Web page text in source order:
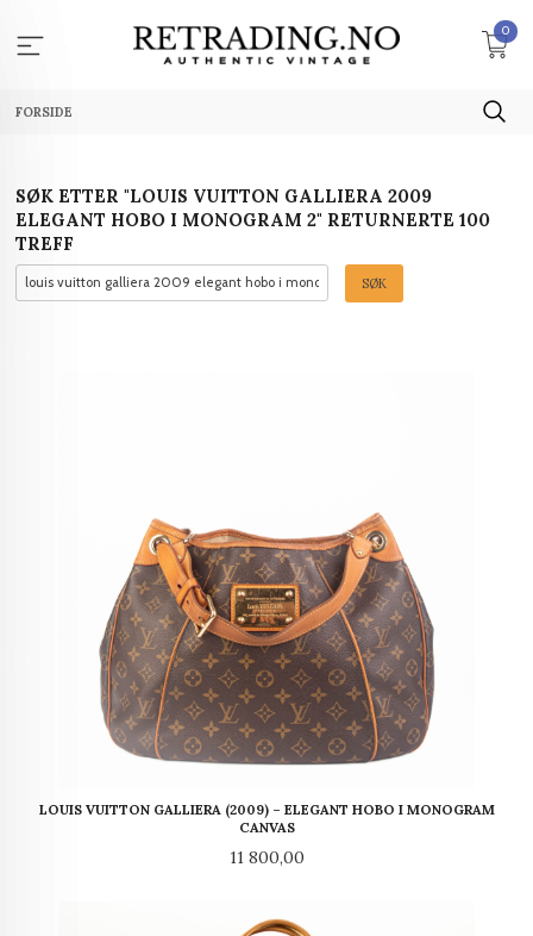
innholdet
0
FORSIDE
SØK ETTER "LOUIS VUITTON GALLIERA 2009
ELEGANT HOBO I MONOGRAM 2" RETURNERTE 100
TREFF
LOUIS VUITTON GALLIERA (2009) – ELEGANT HOBO I MONOGRAM
CANVAS
Pris
11 800,00